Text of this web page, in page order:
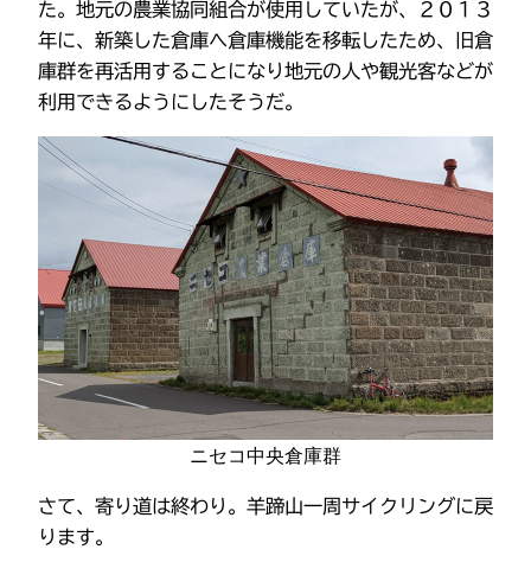
た。地元の農業協同組合が使用していたが、２０１３
年に、新築した倉庫へ倉庫機能を移転したため、旧倉
庫群を再活用することになり地元の人や観光客などが
利用できるようにしたそうだ。
ニセコ中央倉庫群
さて、寄り道は終わり。羊蹄山一周サイクリングに戻
ります。